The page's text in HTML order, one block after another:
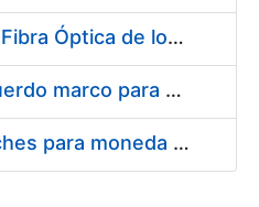
Conexión mediante Fibra Óptica de los Centros de Proceso de Datos (CPDs) de las sedes de la FNMT-RCM de Burgos y Madrid
Contratación de acuerdo marco para el Suministro de Material de Electricidad para la Fábrica Nacional de Moneda y Timbre-Real Casa de la Moneda en su centro de trabajo de Burgos
Suministro de estuches para moneda de 30 €